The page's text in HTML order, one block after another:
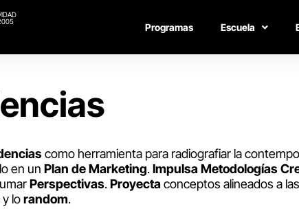
Programas Escuela
como herramienta para radiografiar la
en un Plan de Marketing.ImpulsaMetodologías
Perspectivas.Proyectaconceptos alineados a
y lorandom.